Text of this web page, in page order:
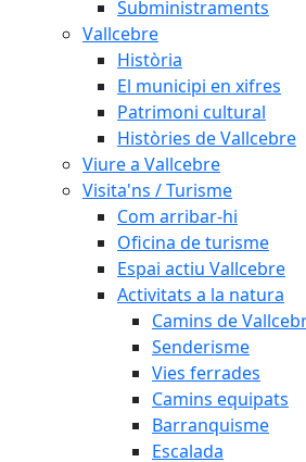
Subministraments
Vallcebre
Història
El municipi en xifres
Patrimoni cultural
Històries de Vallcebre
Viure a Vallcebre
Visita'ns / Turisme
Com arribar-hi
Oficina de turisme
Espai actiu Vallcebre
Activitats a la natura
Camins de
Senderisme
Vies ferrades
Camins equipats
Barranquisme
Escalada